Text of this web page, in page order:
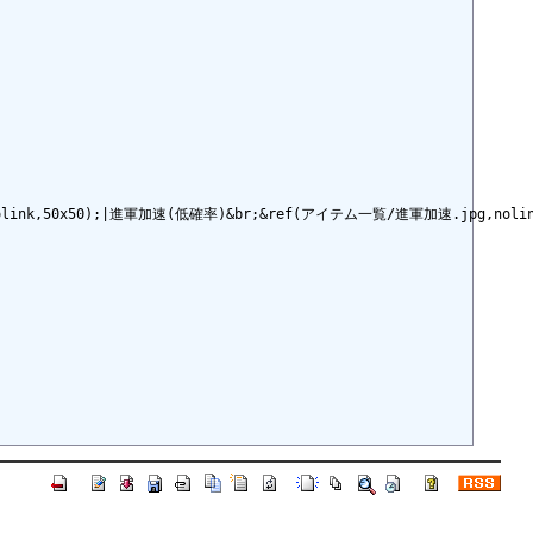
進軍加速(低確率)&br;&ref(アイテム一覧/進軍加速